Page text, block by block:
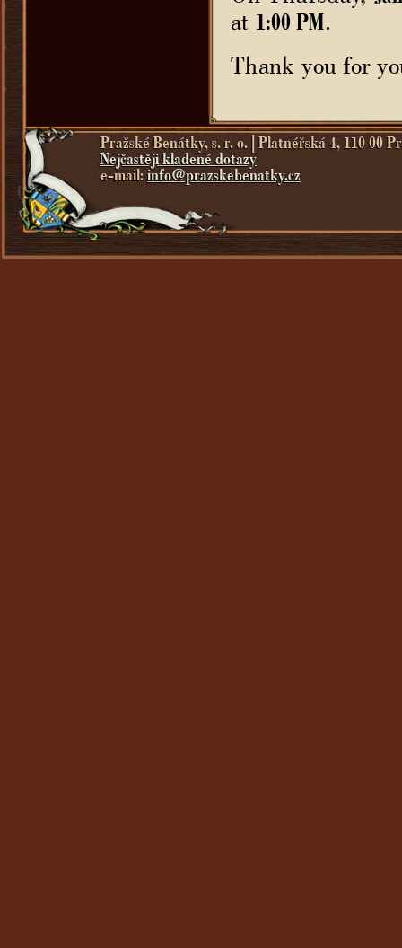
at 1:00 PM.
Thank you for
Pražské Benátky, s. r. o. | Platnéřská 4, 110 00
Nejčastěji kladené dotazy
e-mail:info@prazskebenatky.cz